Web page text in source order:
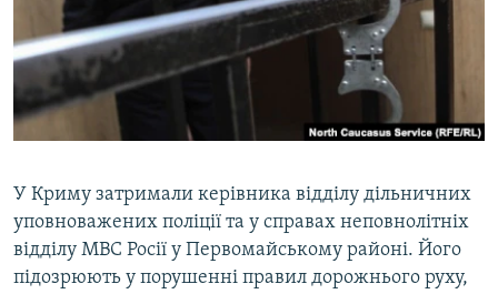
ДЕПОРТАЦІЯ
ВІДЕОУРОКИ «ELIFBE»
СВІДЧЕННЯ ОКУПАЦІЇ
УКРАЇНСЬКА ПРОБЛЕМА КРИМУ
ЯК ОБІЙТИ БЛОКУВАННЯ
Русский
Qırımtatar
Усі сайти RFE/RL
У Криму затримали керівника відділу дільничних
уповноважених поліції та у справах неповнолітніх
відділу МВС Росії у Первомайському районі. Його
підозрюють у порушенні правил дорожнього руху,